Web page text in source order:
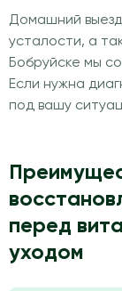
Домашний
усталости, а
Бобруйске мы
Если нужна
под вашу
перед
уходом